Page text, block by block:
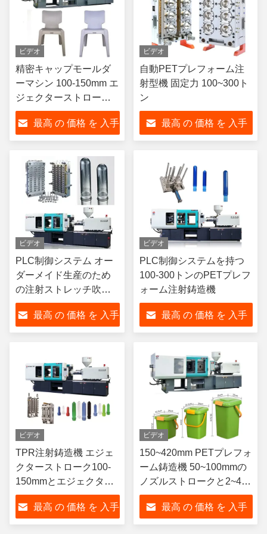
ビデオ
精密キャップモールダ
ーマシン 100-150mm エ
ジェクターストローク
ノジルストローク 50-
100mm最高 の 価格 を 入手
ビデオ
自動PETプレフォーム注
射型機 固定力 100~300ト
ン
最高 の 価格 を 入手
ビデオ
PLC制御システム オー
ダーメイド生産のため
の注射ストレッチ吹塑
機
最高 の 価格 を 入手
ビデオ
PLC制御システムを持つ
100-300トンのPETプレフ
ォーム注射鋳造機
最高 の 価格 を 入手
ビデオ
TPR注射鋳造機 エジェ
クターストローク100-
150mmとエジェクター
力2〜4トン
最高 の 価格 を 入手
ビデオ
150~420mm PETプレフォ
ーム鋳造機 50~100mmの
ノズルストロークと2~4ト
ンのノズル力
最高 の 価格 を 入手